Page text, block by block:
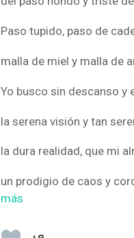
Paso tupido, paso de
malla de miel y malla de
Yo busco sin descanso y
la serena visión y tan
la dura realidad, que mi
un prodigio de caos y
más